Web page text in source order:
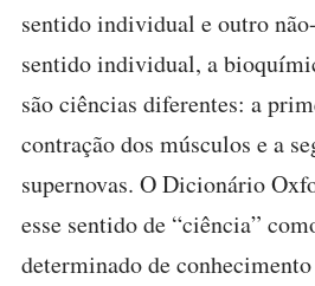
sentido individual e outro
sentido individual, a
são ciências diferentes: a
contração dos músculos e a
supernovas. O Dicionário
esse sentido de “ciência”
determinado de